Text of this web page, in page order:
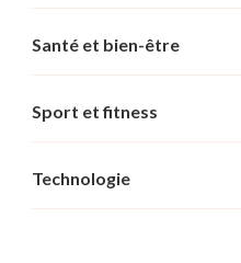
Santé et bien-être
Sport et fitness
Technologie